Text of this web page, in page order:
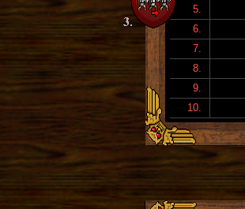
5.
6.
7.
8.
9.
10.